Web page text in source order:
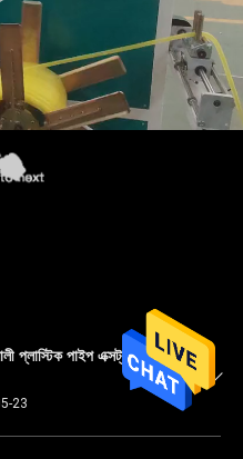
প্লাস্টিক পাইপ এক্সট্রুডার
23